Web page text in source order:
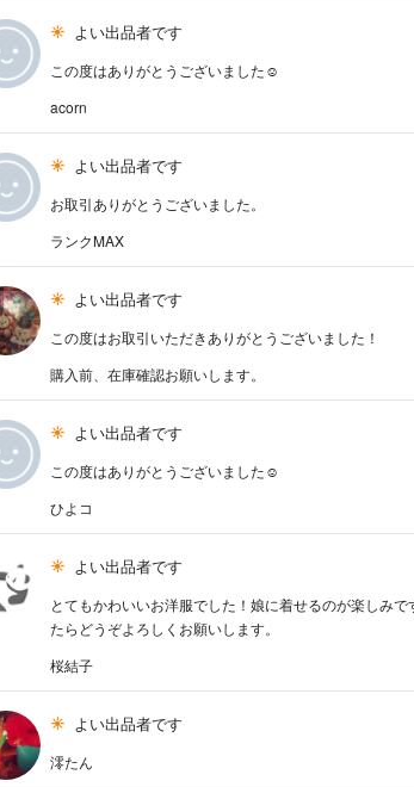
よい出品者です
この度はありがとうございました☺︎
acorn
よい出品者です
お取引ありがとうございました。
ランクMAX
よい出品者です
この度はお取引いただきありがとうございました！
購入前、在庫確認お願いします。
よい出品者です
この度はありがとうございました☺️
ひよコ
よい出品者です
とてもかわいいお洋服でした！娘に着せるのが楽しみ
たらどうぞよろしくお願いします。
桜結子
よい出品者です
澪たん